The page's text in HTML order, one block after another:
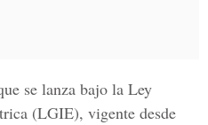
se lanza bajo la Ley
(LGIE), vigente desde